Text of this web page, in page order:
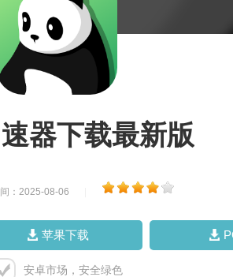
器下载最新版
：2025-08-06
苹果下载
安卓市场，安全绿色